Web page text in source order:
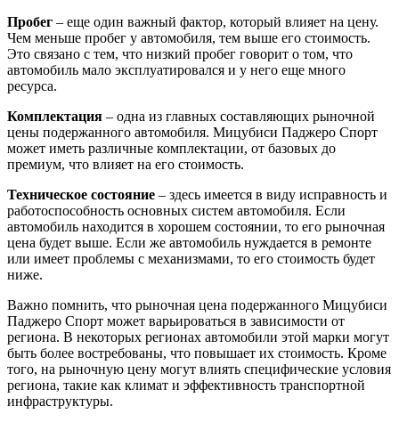
Пробег – еще один важный фактор, который влияет на цену.
Чем меньше пробег у автомобиля, тем выше его стоимость.
Это связано с тем, что низкий пробег говорит о том, что
автомобиль мало эксплуатировался и у него еще много
ресурса.
Комплектация – одна из главных составляющих рыночной
цены подержанного автомобиля. Мицубиси Паджеро Спорт
может иметь различные комплектации, от базовых до
премиум, что влияет на его стоимость.
Техническое состояние – здесь имеется в виду исправность и
работоспособность основных систем автомобиля. Если
автомобиль находится в хорошем состоянии, то его рыночная
цена будет выше. Если же автомобиль нуждается в ремонте
или имеет проблемы с механизмами, то его стоимость будет
ниже.
Важно помнить, что рыночная цена подержанного Мицубиси
Паджеро Спорт может варьироваться в зависимости от
региона. В некоторых регионах автомобили этой марки могут
быть более востребованы, что повышает их стоимость. Кроме
того, на рыночную цену могут влиять специфические условия
региона, такие как климат и эффективность транспортной
инфраструктуры.